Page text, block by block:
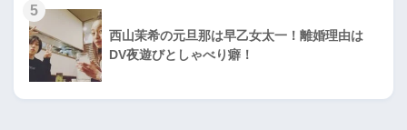
5
西山茉希の元旦那は早乙女太一！離婚理由は
DV夜遊びとしゃべり癖！